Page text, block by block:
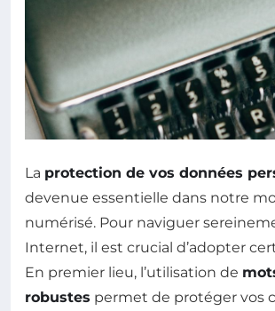
La protection de vos données
devenue essentielle dans notre
numérisé. Pour naviguer
Internet, il est crucial d’adopter
En premier lieu, l’utilisation de
robustes permet de protéger vos